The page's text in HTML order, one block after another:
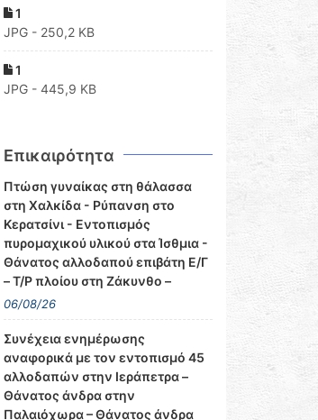
1
JPG - 250,2 KB
1
JPG - 445,9 KB
Επικαιρότητα
Πτώση γυναίκας στη θάλασσα
στη Χαλκίδα - Ρύπανση στο
Κερατσίνι - Εντοπισμός
πυρομαχικού υλικού στα Ίσθμια -
Θάνατος αλλοδαπού επιβάτη Ε/Γ
– Τ/Ρ πλοίου στη Ζάκυνθο –
06/08/26
Συνέχεια ενημέρωσης
αναφορικά με τον εντοπισμό 45
αλλοδαπών στην Ιεράπετρα –
Θάνατος άνδρα στην
Παλαιόχωρα – Θάνατος άνδρα